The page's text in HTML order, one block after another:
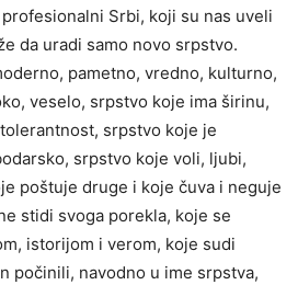
Srbi, koji su nas uveli
da uradi samo novo srpstvo.
pametno, vredno, kulturno,
veselo, srpstvo koje ima širinu,
srpstvo koje je
srpstvo koje voli, ljubi,
poštuje druge i koje čuva i neguje
stidi svoga porekla, koje se
istorijom i verom, koje sudi
počinili, navodno u ime srpstva,